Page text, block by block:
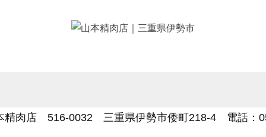
精肉店 516-0032 三重県伊勢市倭町218-4 電話：